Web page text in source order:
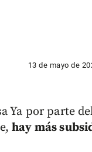
13 de mayo de
Ya por parte
hay más